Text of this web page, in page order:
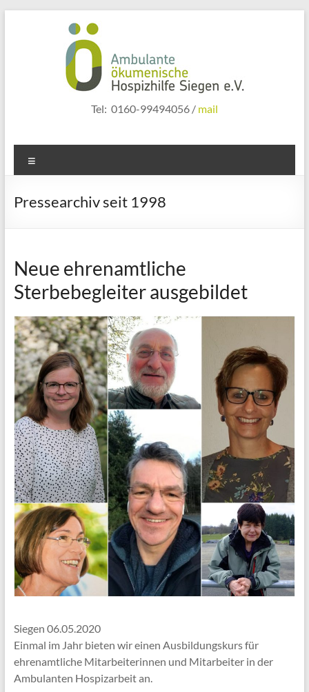
hospizhilfe
siegen
Tel: 0160-99494056 / mail
Pressearchiv seit 1998
Neue ehrenamtliche
Sterbebegleiter ausgebildet
Siegen 06.05.2020
Einmal im Jahr bieten wir einen Ausbildungskurs für
ehrenamtliche Mitarbeiterinnen und Mitarbeiter in der
Ambulanten Hospizarbeit an.